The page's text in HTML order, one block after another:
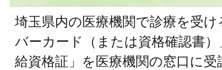
埼玉県内の医療機関で診療を受
バーカード（または資格確認書
給資格証」を医療機関の窓口に